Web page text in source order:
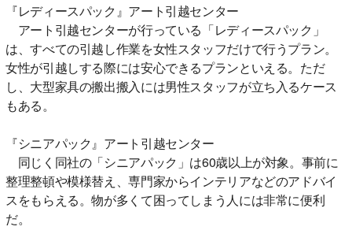
『レディースパック』アート引越センター
アート引越センターが行っている「レディースパック」
は、すべての引越し作業を女性スタッフだけで行うプラン。
女性が引越しする際には安心できるプランといえる。ただ
し、大型家具の搬出搬入には男性スタッフが立ち入るケース
もある。
『シニアパック』アート引越センター
同じく同社の「シニアパック」は60歳以上が対象。事前に
整理整頓や模様替え、専門家からインテリアなどのアドバイ
スをもらえる。物が多くて困ってしまう人には非常に便利
だ。